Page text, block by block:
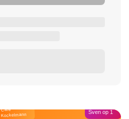
Café
Kockelmann Sven op 1